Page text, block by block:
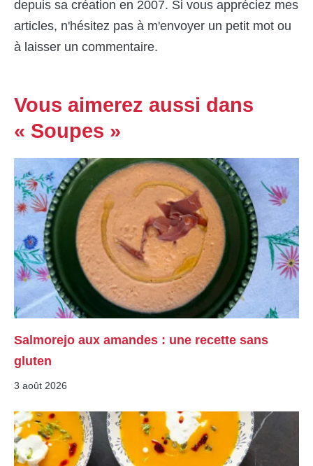
depuis sa création en 2007. Si vous appréciez mes
articles, n'hésitez pas à m'envoyer un petit mot ou
à laisser un commentaire.
Vous aimerez aussi dans
« Soupes »
Salmorejo aux amandes : une recette sans
gluten
3 août 2026